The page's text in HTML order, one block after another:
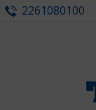
2261080100